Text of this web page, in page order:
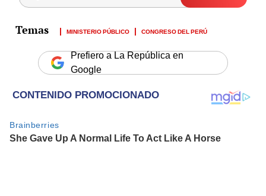
MINISTERIO PÚBLICO CONGRESO DEL PERÚ
Prefiero a La República en
Google